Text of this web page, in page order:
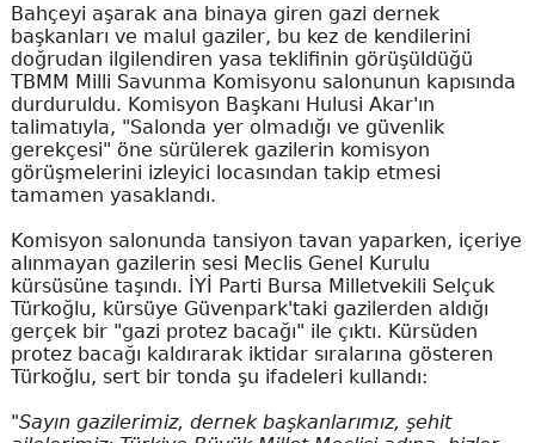
Bahçeyi aşarak ana binaya giren gazi dernek
başkanları ve malul gaziler, bu kez de kendilerini
doğrudan ilgilendiren yasa teklifinin görüşüldüğü
TBMM Milli Savunma Komisyonu salonunun kapısında
durduruldu. Komisyon Başkanı Hulusi Akar'ın
talimatıyla, "Salonda yer olmadığı ve güvenlik
gerekçesi" öne sürülerek gazilerin komisyon
görüşmelerini izleyici locasından takip etmesi
tamamen yasaklandı.
Komisyon salonunda tansiyon tavan yaparken, içeriye
alınmayan gazilerin sesi Meclis Genel Kurulu
kürsüsüne taşındı. İYİ Parti Bursa Milletvekili Selçuk
Türkoğlu, kürsüye Güvenpark'taki gazilerden aldığı
gerçek bir "gazi protez bacağı" ile çıktı. Kürsüden
protez bacağı kaldırarak iktidar sıralarına gösteren
Türkoğlu, sert bir tonda şu ifadeleri kullandı:
"Sayın gazilerimiz, dernek başkanlarımız, şehit